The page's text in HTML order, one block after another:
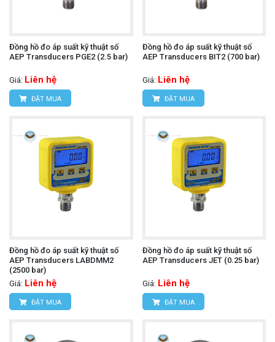
Đồng hồ đo áp suất kỹ thuật số
AEP Transducers PGE2 (2.5 bar)
Giá: Liên hệ
ĐẶT MUA
Đồng hồ đo áp suất kỹ thuật số
AEP Transducers BIT2 (700 bar)
Giá: Liên hệ
ĐẶT MUA
Đồng hồ đo áp suất kỹ thuật số
AEP Transducers LABDMM2
(2500 bar)
Giá: Liên hệ
ĐẶT MUA
Đồng hồ đo áp suất kỹ thuật số
AEP Transducers JET (0.25 bar)
Giá: Liên hệ
ĐẶT MUA